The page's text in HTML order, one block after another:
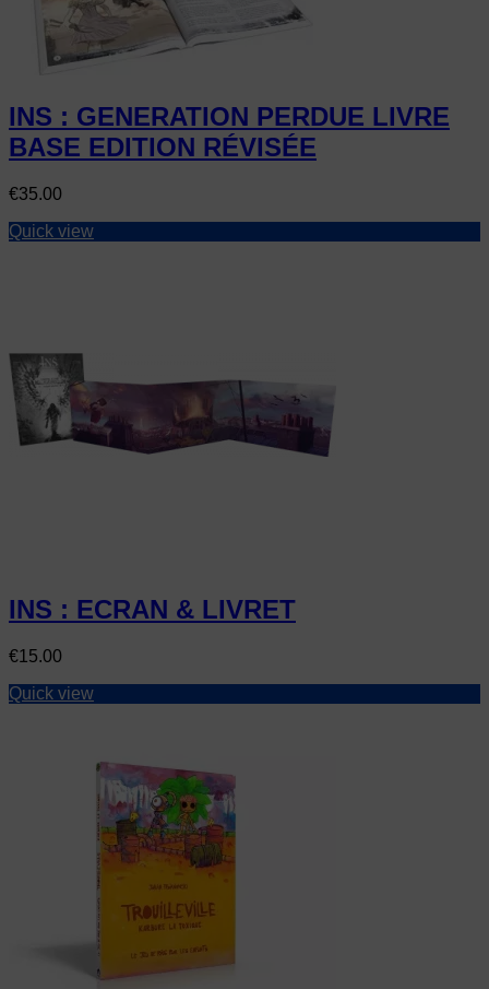
INS : GENERATION PERDUE LIVRE
BASE EDITION RÉVISÉE
Price
€35.00
Quick view
INS : ECRAN & LIVRET
Price
€15.00
Quick view